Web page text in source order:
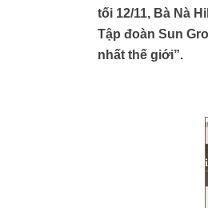
tối 12/11, Bà Nà
Tập đoàn Sun
nhất thế giới”.